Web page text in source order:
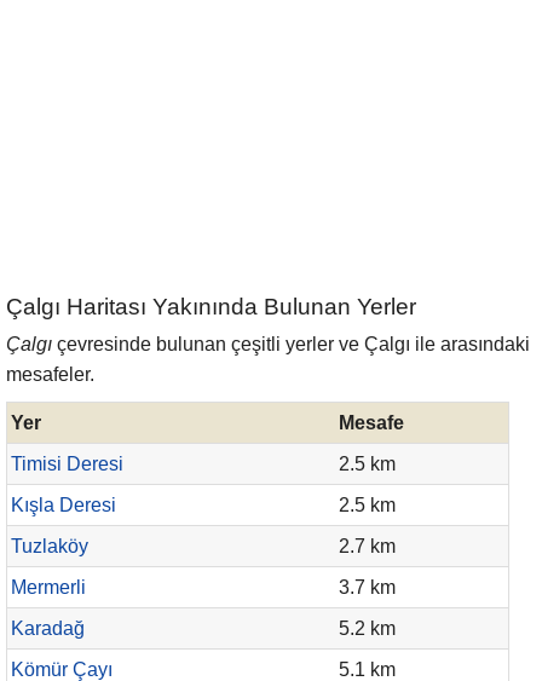
Çalgı Haritası Yakınında Bulunan Yerler
Çalgı çevresinde bulunan çeşitli yerler ve Çalgı ile arasındaki
mesafeler.
Yer
Mesafe
Timisi Deresi
2.5 km
Kışla Deresi
2.5 km
Tuzlaköy
2.7 km
Mermerli
3.7 km
Karadağ
5.2 km
Kömür Çayı
5.1 km